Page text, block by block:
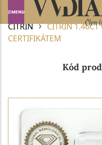
Domů
DRAHOKAMY
CITRÍN
CITRÍN 1.46CT
CERTIFIKÁTEM
Kód